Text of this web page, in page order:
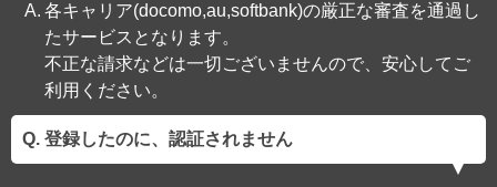
各キャリア(docomo,au,softbank)の厳正な審査を通過し
たサービスとなります。
不正な請求などは一切ございませんので、安心してご
利用ください。
登録したのに、認証されません